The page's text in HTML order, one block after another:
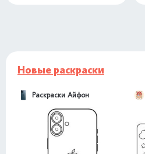
Новые раскраски
Раскраски Айфон